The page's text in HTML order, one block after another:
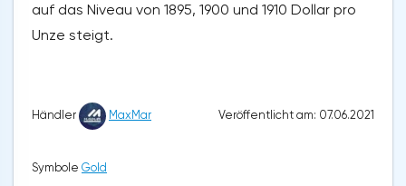
auf das Niveau von 1895, 1900 und 1910 Dollar pro
Unze steigt.
Händler MaxMar Veröffentlicht am: 07.06.2021
Symbole Gold